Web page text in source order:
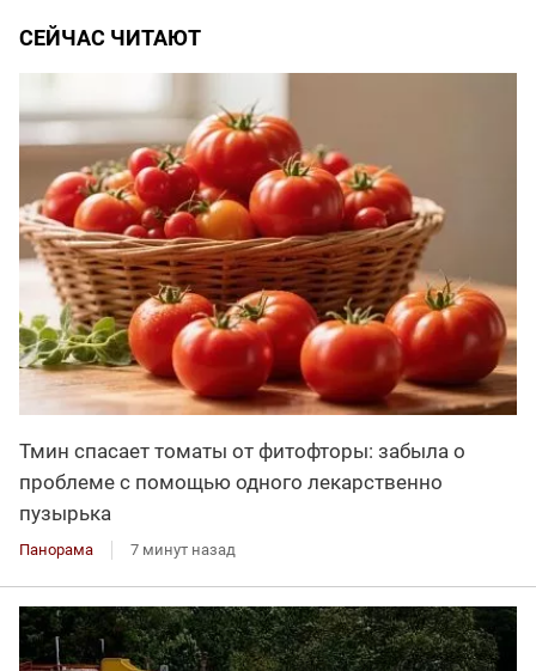
СЕЙЧАС ЧИТАЮТ
Тмин спасает томаты от фитофторы: забыла о
проблеме с помощью одного лекарственно
пузырька
Панорама 7 минут назад